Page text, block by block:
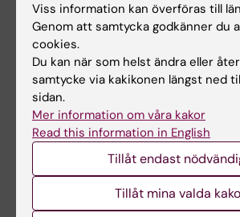
Vi gratulerar de 6 forskare på
Labmed som mottagit
projektbidrag från…
Nu är
26 jun 2026 24 jun
Viss information kan överföras till
Genom att samtycka godkänner du
cookies.
Du kan när som helst ändra eller
samtycke via kakikonen längst ned
sidan.
Mer information om våra kakor
Read this information in English
Tillåt endast
Tillåt mina valda